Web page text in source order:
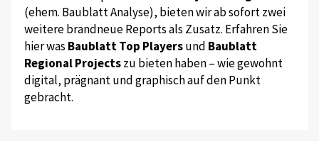
(ehem. Baublatt Analyse), bieten wir ab sofort zwei
weitere brandneue Reports als Zusatz. Erfahren Sie
hier was Baublatt Top Playersund Baublatt
Regional Projectszu bieten haben – wie gewohnt
digital, prägnant und graphisch auf den Punkt
gebracht.